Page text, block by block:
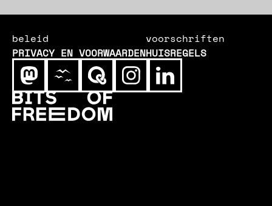
beleid
PRIVACY EN VOORWAARDEN
voorschriften
HUISREGELS